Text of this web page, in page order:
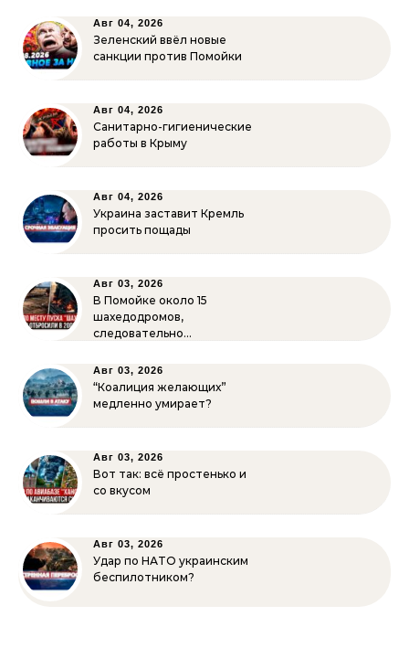
Авг 04, 2026
Зеленский ввёл новые
санкции против Помойки
Авг 04, 2026
Санитарно-гигиенические
работы в Крыму
Авг 04, 2026
Украина заставит Кремль
просить пощады
Авг 03, 2026
В Помойке около 15
шахедодромов,
следовательно…
Авг 03, 2026
“Коалиция желающих”
медленно умирает?
Авг 03, 2026
Вот так: всё простенько и
со вкусом
Авг 03, 2026
Удар по НАТО украинским
беспилотником?